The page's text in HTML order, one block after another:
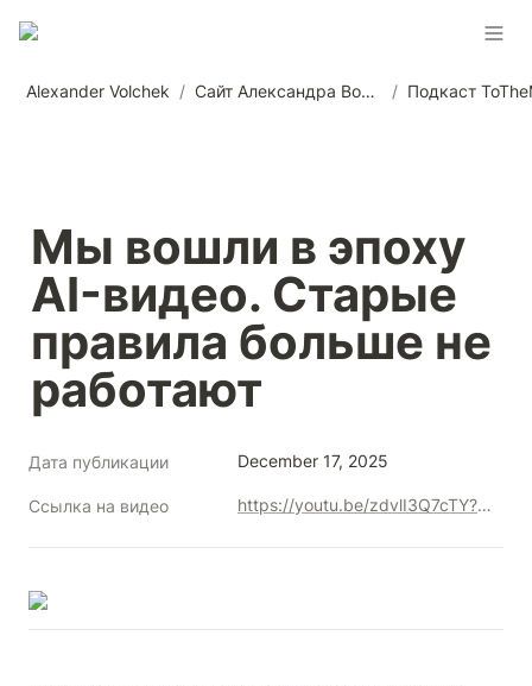
Alexander Volchek / Сайт Александра Волчека / Подкаст
Мы вошли в эпоху
AI-видео. Старые
правила больше не
работают
Дата публикации December 17, 2025
Ссылка на видео https://youtu.be/zdvlI3Q7cTY?si=BgaPHR3qNQ52hW0j